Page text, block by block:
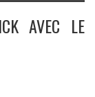
AVEC LE